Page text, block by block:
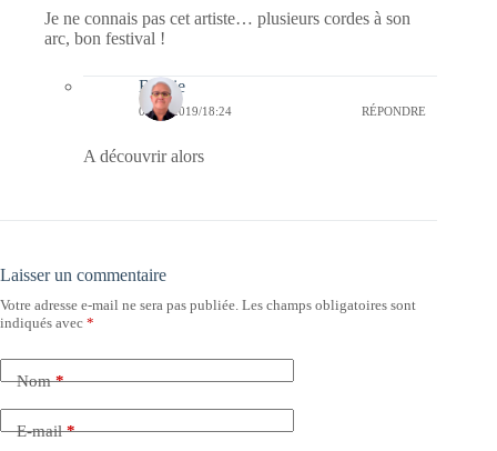
Je ne connais pas cet artiste… plusieurs cordes à son
arc, bon festival !
Bernie
06/10/2019/18:24 RÉPONDRE
A découvrir alors
Laisser un commentaire
Votre adresse e-mail ne sera pas publiée. Les champs obligatoires sont
indiqués avec *
Nom*
E-mail*